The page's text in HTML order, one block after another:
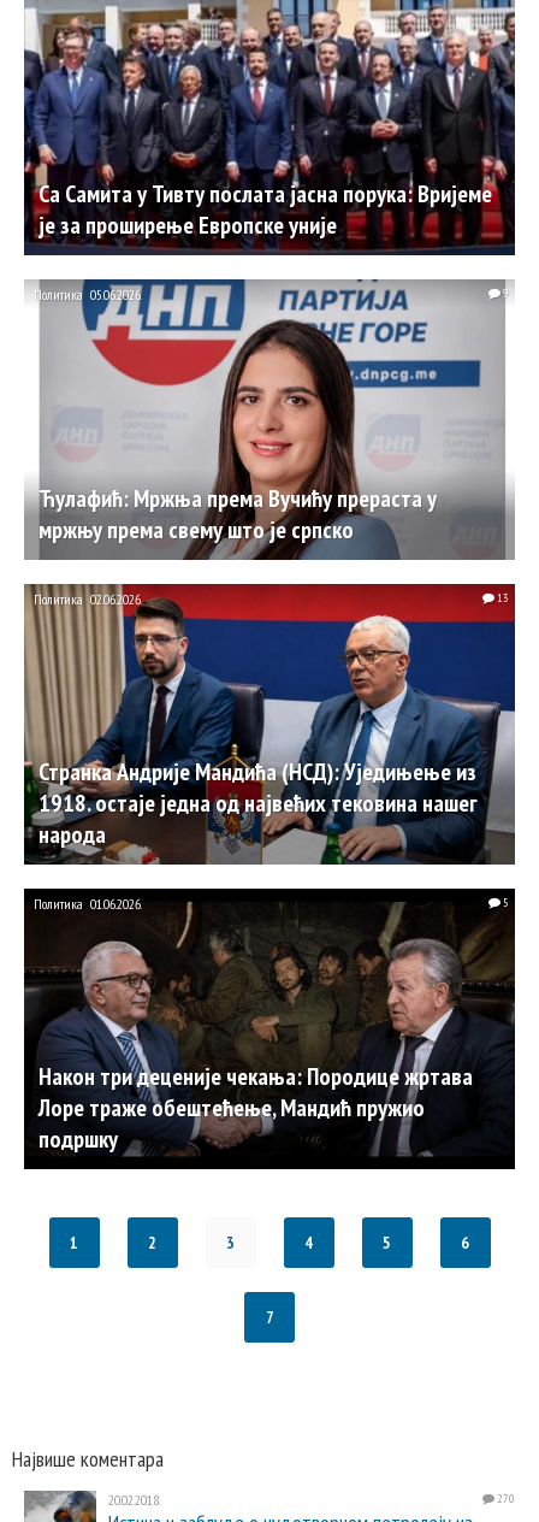
Са Самита у Тивту послата јасна порука: Вријеме
је за проширење Европске уније
Ћулафић: Мржња према Вучићу прераста у
мржњу према свему што је српско
Политика 05.06.2026. 9
Странка Андрије Мандића (НСД): Уједињење из
1918. остаје једна од највећих тековина нашег
народа
Политика 02.06.2026. 13
Након три деценије чекања: Породице жртава
Лоре траже обештећење, Мандић пружио
подршку
Политика 01.06.2026. 5
1 2 3 4 5 6
7
Највише коментара
20.02.2018. 270